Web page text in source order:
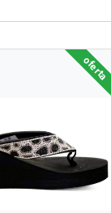
oferta